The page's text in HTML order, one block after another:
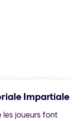
Impartiale
les joueurs font